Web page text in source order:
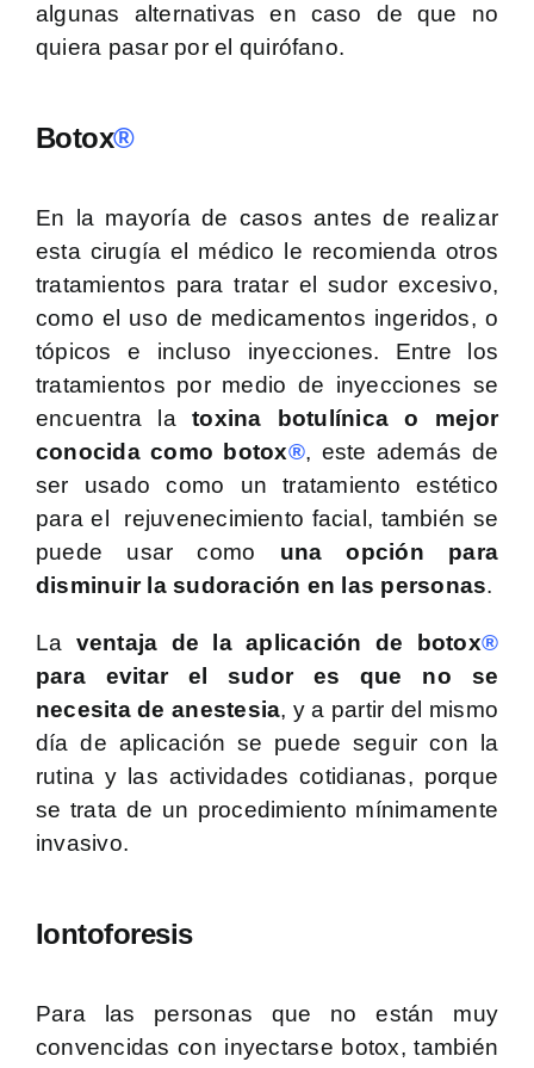
algunas alternativas en caso de que no
quiera pasar por el quirófano.
Botox®
En la mayoría de casos antes de realizar
esta cirugía el médico le recomienda otros
tratamientos para tratar el sudor excesivo,
como el uso de medicamentos ingeridos, o
tópicos e incluso inyecciones. Entre los
tratamientos por medio de inyecciones se
encuentra latoxina botulínica o mejor
conocida como botox®, este además de
ser usado como un tratamiento estético
para el rejuvenecimiento facial, también se
puede usar como una opción para
disminuir la sudoración en las personas.
La ventaja de la aplicación de botox®
para evitar el sudor es que no se
necesita de anestesia, y a partir del mismo
día de aplicación se puede seguir con la
rutina y las actividades cotidianas, porque
se trata de un procedimiento mínimamente
invasivo.
Iontoforesis
Para las personas que no están muy
convencidas con inyectarse botox, también